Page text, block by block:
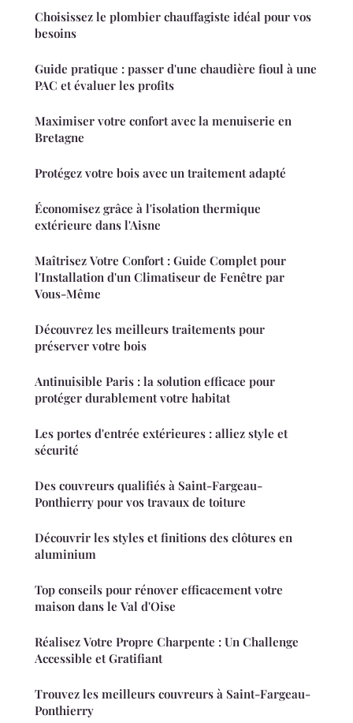
Choisissez le plombier chauffagiste idéal pour vos
besoins
Guide pratique : passer d'une chaudière fioul à une
PAC et évaluer les profits
Maximiser votre confort avec la menuiserie en
Bretagne
Protégez votre bois avec un traitement adapté
Économisez grâce à l'isolation thermique
extérieure dans l'Aisne
Maîtrisez Votre Confort : Guide Complet pour
l'Installation d'un Climatiseur de Fenêtre par
Vous-Même
Découvrez les meilleurs traitements pour
préserver votre bois
Antinuisible Paris : la solution efficace pour
protéger durablement votre habitat
Les portes d'entrée extérieures : alliez style et
sécurité
Des couvreurs qualifiés à Saint-Fargeau-
Ponthierry pour vos travaux de toiture
Découvrir les styles et finitions des clôtures en
aluminium
Top conseils pour rénover efficacement votre
maison dans le Val d'Oise
Réalisez Votre Propre Charpente : Un Challenge
Accessible et Gratifiant
Trouvez les meilleurs couvreurs à Saint-Fargeau-
Ponthierry